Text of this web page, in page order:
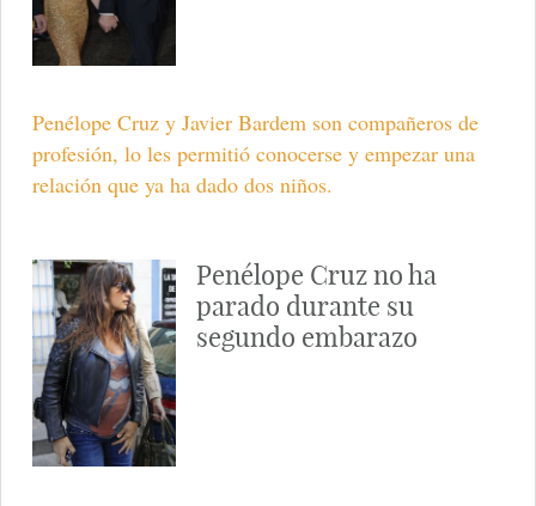
Penélope Cruz y Javier Bardem son compañeros de
profesión, lo les permitió conocerse y empezar una
relación que ya ha dado dos niños.
Penélope Cruz no ha
parado durante su
segundo embarazo